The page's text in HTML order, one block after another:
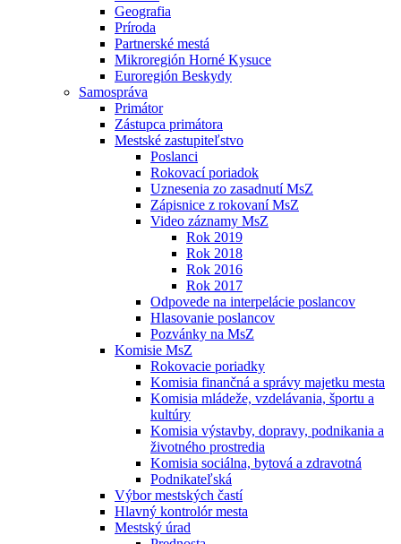
Geografia
Príroda
Partnerské mestá
Mikroregión Horné Kysuce
Euroregión Beskydy
Samospráva
Primátor
Zástupca primátora
Mestské zastupiteľstvo
Poslanci
Rokovací poriadok
Uznesenia zo zasadnutí MsZ
Zápisnice z rokovaní MsZ
Video záznamy MsZ
Rok 2019
Rok 2018
Rok 2016
Rok 2017
Odpovede na interpelácie poslancov
Hlasovanie poslancov
Pozvánky na MsZ
Komisie MsZ
Rokovacie poriadky
Komisia finančná a správy majetku mesta
Komisia mládeže, vzdelávania, športu a
kultúry
Komisia výstavby, dopravy, podnikania a
životného prostredia
Komisia sociálna, bytová a zdravotná
Podnikateľská
Výbor mestských častí
Hlavný kontrolór mesta
Mestský úrad